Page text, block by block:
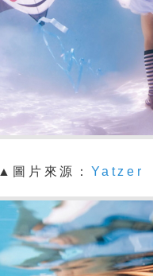
▲圖片來源： Yatzer